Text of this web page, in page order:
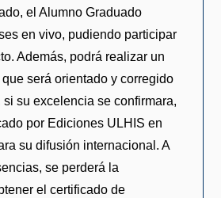
el Alumno Graduado
en vivo, pudiendo participar
Además, podrá realizar un
será orientado y corregido
si su excelencia se confirmara,
por Ediciones ULHIS en
su difusión internacional. A
se perderá la
el certificado de